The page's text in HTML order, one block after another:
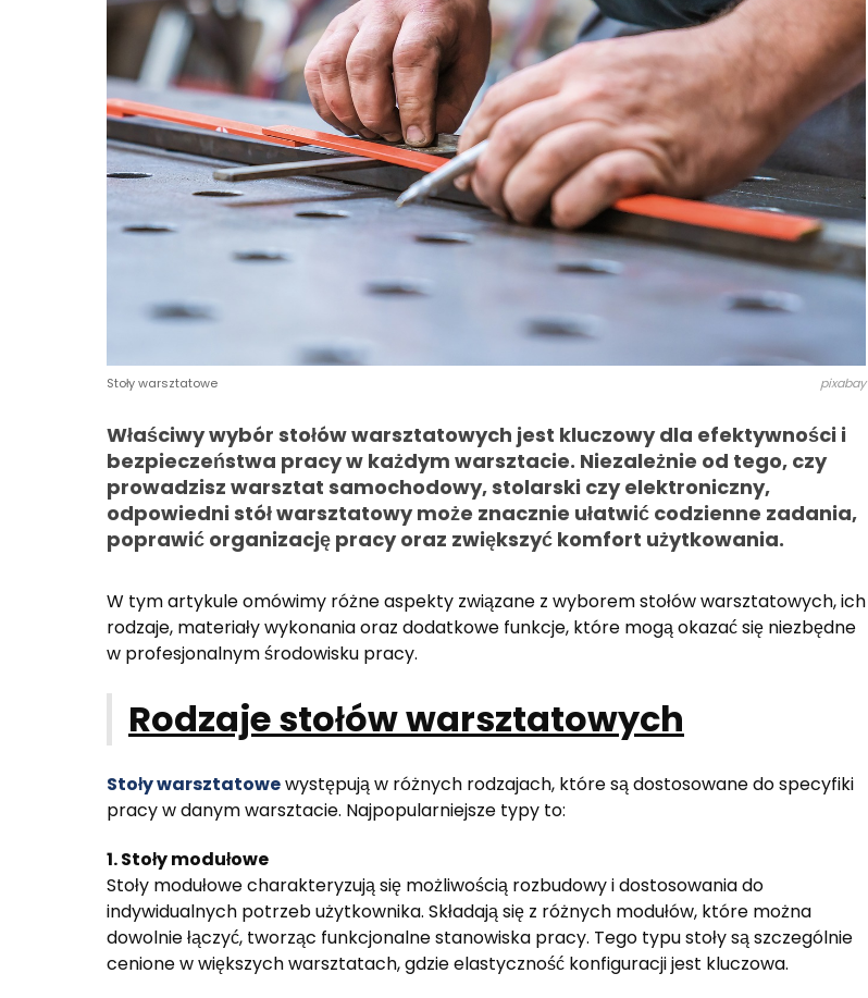
Stoły warsztatowe pixabay
Właściwy wybór stołów warsztatowych jest kluczowy dla efektywności i
bezpieczeństwa pracy w każdym warsztacie. Niezależnie od tego, czy
prowadzisz warsztat samochodowy, stolarski czy elektroniczny,
odpowiedni stół warsztatowy może znacznie ułatwić codzienne zadania,
poprawić organizację pracy oraz zwiększyć komfort użytkowania.
W tym artykule omówimy różne aspekty związane z wyborem stołów warsztatowych, ich
rodzaje, materiały wykonania oraz dodatkowe funkcje, które mogą okazać się niezbędne
w profesjonalnym środowisku pracy.
Rodzaje stołów warsztatowych
Stoły warsztatowewystępują w różnych rodzajach, które są dostosowane do specyfiki
pracy w danym warsztacie. Najpopularniejsze typy to:
1. Stoły modułowe
Stoły modułowe charakteryzują się możliwością rozbudowy i dostosowania do
indywidualnych potrzeb użytkownika. Składają się z różnych modułów, które można
dowolnie łączyć, tworząc funkcjonalne stanowiska pracy. Tego typu stoły są szczególnie
cenione w większych warsztatach, gdzie elastyczność konfiguracji jest kluczowa.